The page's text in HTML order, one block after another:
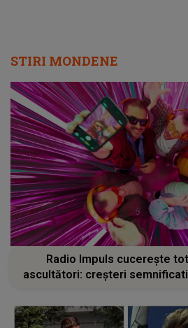
STIRI MONDENE
Radio Impuls cucerește
ascultători: creșteri